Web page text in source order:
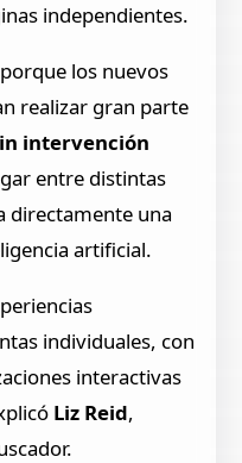
independientes.
los nuevos
realizar gran parte
intervención
entre distintas
directamente una
artificial.
individuales, con
interactivas
Liz Reid,